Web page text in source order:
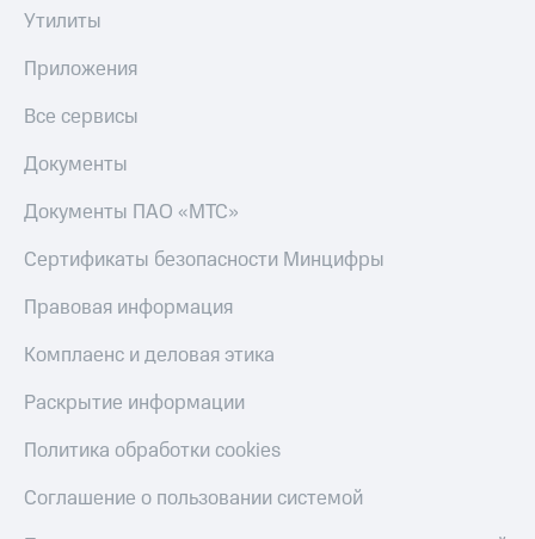
Утилиты
Приложения
Все сервисы
Документы
Документы ПАО «МТС»
Сертификаты безопасности Минцифры
Правовая информация
Комплаенс и деловая этика
Раскрытие информации
Политика обработки cookies
Соглашение о пользовании системой